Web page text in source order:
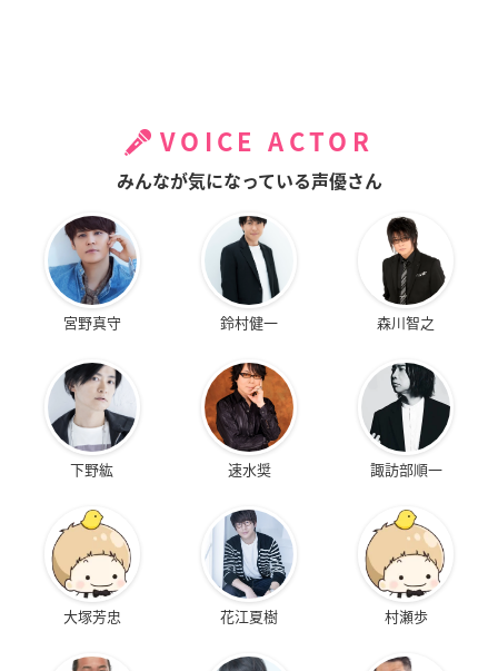
VOICE ACTOR
みんなが気になっている声優さん
宮野真守 鈴村健一 森川智之
下野紘 速水奨 諏訪部順一
大塚芳忠 花江夏樹 村瀬歩